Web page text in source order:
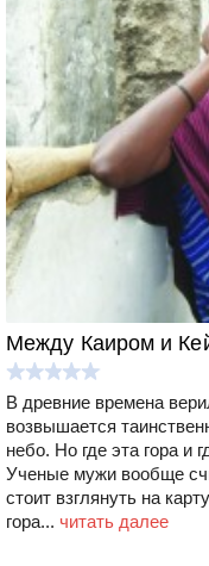
Между Каиром и
В древние времена
возвышается
небо. Но где эта гора и
Ученые мужи вообще
стоит взглянуть на
гора... читать далее